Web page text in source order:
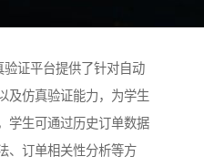
证平台提供了针对自动
及仿真验证能力，为学生
学生可通过历史订单数据
、订单相关性分析等方